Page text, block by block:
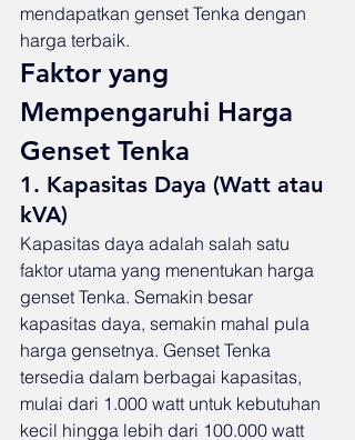
mendapatkan genset Tenka dengan
harga terbaik.
Faktor yang
Mempengaruhi Harga
Genset Tenka
1. Kapasitas Daya (Watt atau
kVA)
Kapasitas daya adalah salah satu
faktor utama yang menentukan harga
genset Tenka. Semakin besar
kapasitas daya, semakin mahal pula
harga gensetnya. Genset Tenka
tersedia dalam berbagai kapasitas,
mulai dari 1.000 watt untuk kebutuhan
kecil hingga lebih dari 100.000 watt